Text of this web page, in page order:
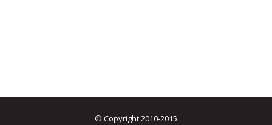
© Copyright 2010-2015